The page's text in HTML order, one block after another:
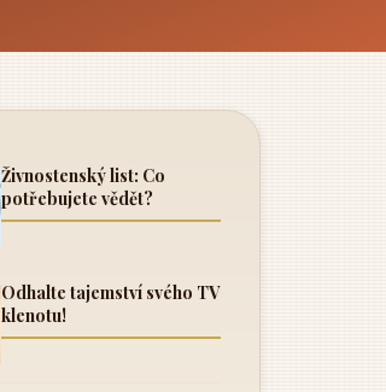
Živnostenský list: Co
potřebujete vědět?
Odhalte tajemství svého TV
klenotu!